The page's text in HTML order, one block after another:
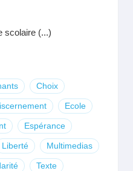
scolaire (...)
Choix
Ecole
Espérance
Liberté Multimedias
Texte